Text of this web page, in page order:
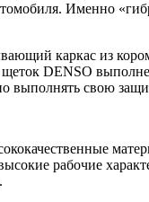
Именно
каркас из
DENSO
выполнять свою
рабочие